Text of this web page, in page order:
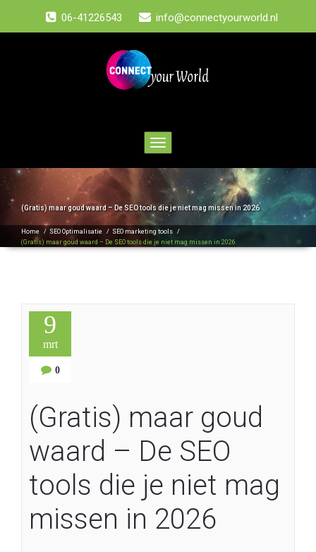
06-41226543 info@connectyourworld.nl
Toggle
navigation
(Gratis) maar goud waard – De SEO tools die je niet mag missen in 2026
Home / SEO Optimalisatie / SEO marketing tools /
(Gratis) maar goud waard – De SEO tools die je niet mag missen in 2026
9
mrt
0
(Gratis) maar goud
waard – De SEO
tools die je niet mag
missen in 2026